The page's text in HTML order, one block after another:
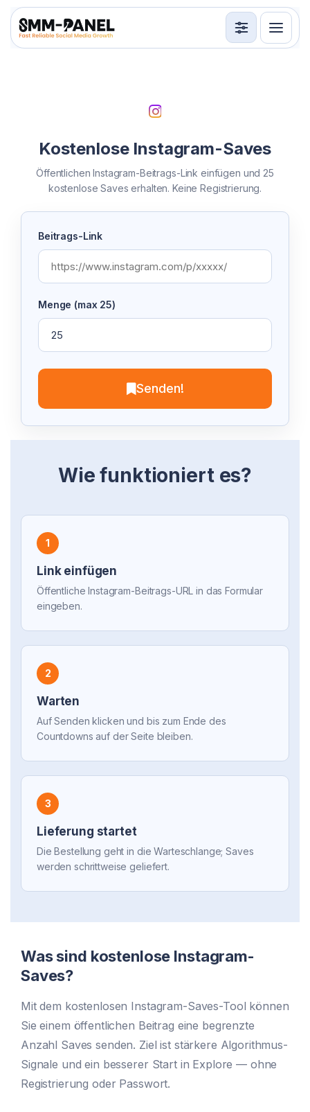
Nutzungsbedingungen
Anmelden Registrieren
Kostenlose Instagram-Saves
Öffentlichen Instagram-Beitrags-Link einfügen und 25
kostenlose Saves erhalten. Keine Registrierung.
Beitrags-Link
Menge (max 25)
Senden!
Wie funktioniert es?
1
Link einfügen
Öffentliche Instagram-Beitrags-URL in das Formular
eingeben.
2
Warten
Auf Senden klicken und bis zum Ende des
Countdowns auf der Seite bleiben.
3
Lieferung startet
Die Bestellung geht in die Warteschlange; Saves
werden schrittweise geliefert.
Was sind kostenlose Instagram-
Saves?
Mit dem kostenlosen Instagram-Saves-Tool können
Sie einem öffentlichen Beitrag eine begrenzte
Anzahl Saves senden. Ziel ist stärkere Algorithmus-
Signale und ein besserer Start in Explore — ohne
Registrierung oder Passwort.